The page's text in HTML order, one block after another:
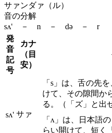
サァンダァ（ル）
音の分解
sʌ' － n － də － r
発
音
記
号
カナ
（目
安）
sʌ' サァ
「s」は、舌の先
けて、その隙間か
る。（「ズ」と出
「ʌ」は、日本語
らい開けて、短く